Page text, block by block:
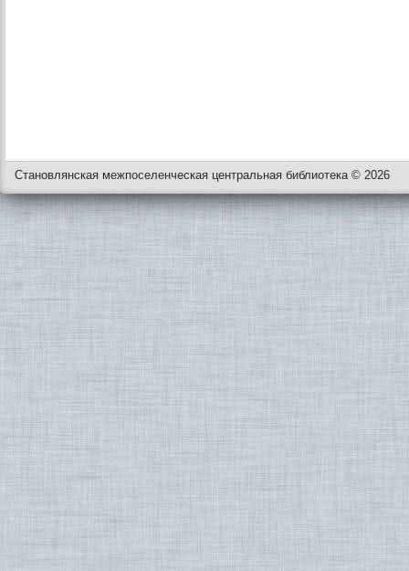
Становлянская межпоселенческая центральная библиотека © 2026